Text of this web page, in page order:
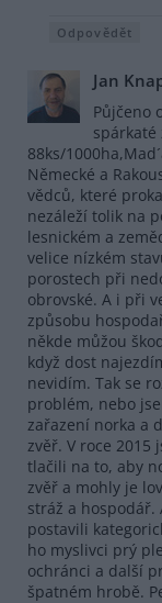
Odpovědět
Jan
Půjčeno
spárkaté
88ks/
Německé a
vědců, které
nezáleží tolik na
lesnickém a
velice nízkém
porostech při
obrovské. A i při
způsobu
někde můžou
když dost
nevidím. Tak se
problém, nebo
zařazení norka a
zvěř. V roce 2015
tlačili na to, aby
zvěř a mohly je
stráž a hospodář.
postavili
ho myslivci prý
ochránci a další
špatném hrobě.